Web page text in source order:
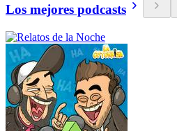
Los mejores podcasts